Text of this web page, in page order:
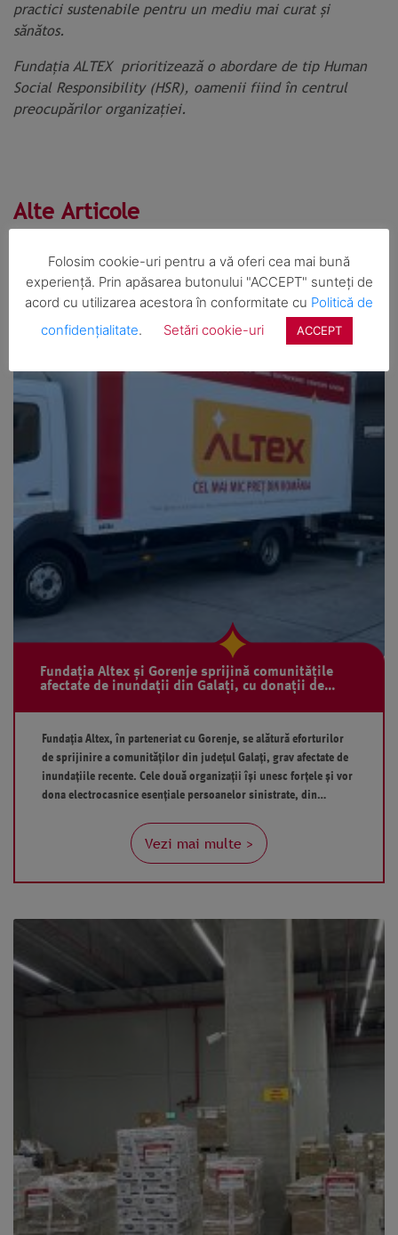
practici sustenabile pentru un mediu mai curat și
sănătos.
Fundația ALTEX prioritizează o abordare de tip Human
Social Responsibility (HSR), oamenii fiind în centrul
preocupărilor organizației.
Alte Articole
Fundația Altex și Gorenje sprijină comunitățile
afectate de inundații din Galați, cu donații de
Fundația Altex, în parteneriat cu Gorenje, se alătură eforturilor
de sprijinire a comunităților din județul Galați, grav afectate de
inundațiile recente. Cele două organizații își unesc forțele și vor
dona electrocasnice esențiale persoanelor sinistrate, din
necesităților urgente ale comunităților afectate, au fost alese
Vezi mai multe >
Folosim cookie-uri pentru a vă oferi cea mai bună
experiență. Prin apăsarea butonului "ACCEPT" sunteți de
acord cu utilizarea acestora în conformitate cu Politică de
confidențialitate. Setări cookie-uri ACCEPT